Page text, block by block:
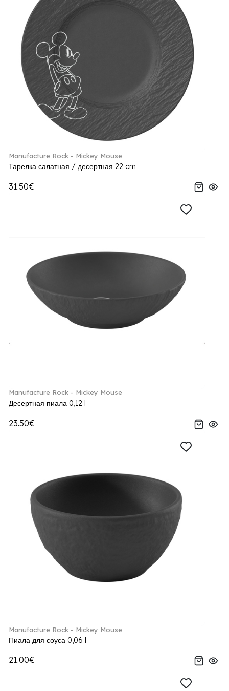
Manufacture Rock - Mickey Mouse
Тарелка салатная / десертная 22 cm
31.50€
Manufacture Rock - Mickey Mouse
Десертная пиала 0,12 l
23.50€
Manufacture Rock - Mickey Mouse
Пиала для соуса 0,06 l
21.00€